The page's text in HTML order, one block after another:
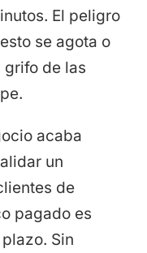
El peligro
se agota o
grifo de las
acaba
un
de
pagado es
Sin